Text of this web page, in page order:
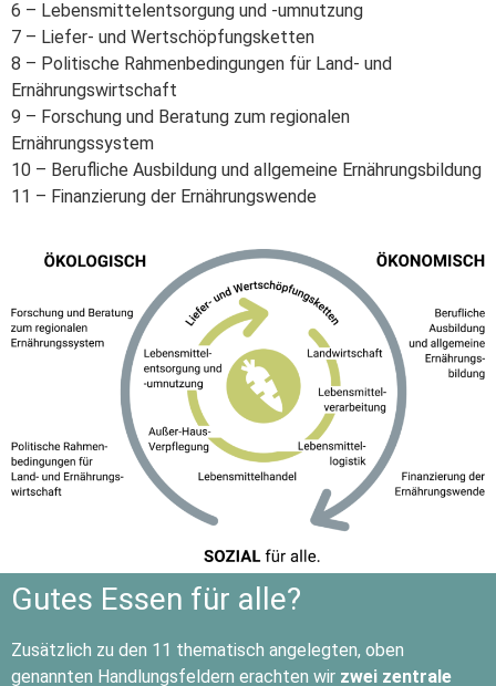
6 – Lebensmittelentsorgung und -umnutzung
7 – Liefer- und Wertschöpfungsketten
8 – Politische Rahmenbedingungen für Land- und
Ernährungswirtschaft
9 – Forschung und Beratung zum regionalen
Ernährungssystem
10 – Berufliche Ausbildung und allgemeine Ernährungsbildung
11 – Finanzierung der Ernährungswende
Gutes Essen für alle?
Zusätzlich zu den 11 thematisch angelegten, oben
genannten Handlungsfeldern erachten wir zwei zentrale